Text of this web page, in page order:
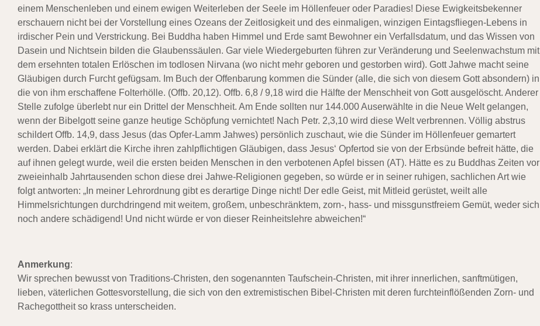
einem Menschenleben und einem ewigen Weiterleben der Seele im Höllenfeuer oder Paradies! Diese Ewigkeitsbekenner
erschauern nicht bei der Vorstellung eines Ozeans der Zeitlosigkeit und des einmaligen, winzigen Eintagsfliegen-Lebens in
irdischer Pein und Verstrickung. Bei Buddha haben Himmel und Erde samt Bewohner ein Verfallsdatum, und das Wissen von
Dasein und Nichtsein bilden die Glaubenssäulen. Gar viele Wiedergeburten führen zur Veränderung und Seelenwachstum mit
dem ersehnten totalen Erlöschen im todlosen Nirvana (wo nicht mehr geboren und gestorben wird). Gott Jahwe macht seine
Gläubigen durch Furcht gefügsam. Im Buch der Offenbarung kommen die Sünder (alle, die sich von diesem Gott absondern) in
die von ihm erschaffene Folterhölle. (Offb. 20,12). Offb. 6,8 / 9,18 wird die Hälfte der Menschheit von Gott ausgelöscht. Anderer
Stelle zufolge überlebt nur ein Drittel der Menschheit. Am Ende sollten nur 144.000 Auserwählte in die Neue Welt gelangen,
wenn der Bibelgott seine ganze heutige Schöpfung vernichtet! Nach Petr. 2,3,10 wird diese Welt verbrennen. Völlig abstrus
schildert Offb. 14,9, dass Jesus (das Opfer-Lamm Jahwes) persönlich zuschaut, wie die Sünder im Höllenfeuer gemartert
werden. Dabei erklärt die Kirche ihren zahlpflichtigen Gläubigen, dass Jesus‘ Opfertod sie von der Erbsünde befreit hätte, die
auf ihnen gelegt wurde, weil die ersten beiden Menschen in den verbotenen Apfel bissen (AT). Hätte es zu Buddhas Zeiten vor
zweieinhalb Jahrtausenden schon diese drei Jahwe-Religionen gegeben, so würde er in seiner ruhigen, sachlichen Art wie
folgt antworten: „In meiner Lehrordnung gibt es derartige Dinge nicht! Der edle Geist, mit Mitleid gerüstet, weilt alle
Himmelsrichtungen durchdringend mit weitem, großem, unbeschränktem, zorn-, hass- und missgunstfreiem Gemüt, weder sich
noch andere schädigend! Und nicht würde er von dieser Reinheitslehre abweichen!“
Anmerkung:
Wir sprechen bewusst von Traditions-Christen, den sogenannten Taufschein-Christen, mit ihrer innerlichen, sanftmütigen,
lieben, väterlichen Gottesvorstellung, die sich von den extremistischen Bibel-Christen mit deren furchteinflößenden Zorn- und
Rachegottheit so krass unterscheiden.